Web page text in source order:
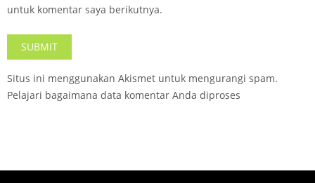
untuk komentar saya berikutnya.
Situs ini menggunakan Akismet untuk mengurangi spam.
Pelajari bagaimana data komentar Anda diproses